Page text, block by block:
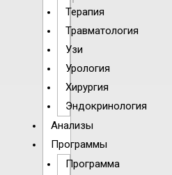
Терапия
Травматология
Узи
Урология
Хирургия
Эндокринология
Анализы
Программы
Программа